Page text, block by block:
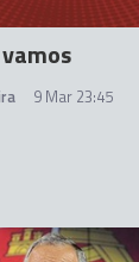
9 Mar 23:45